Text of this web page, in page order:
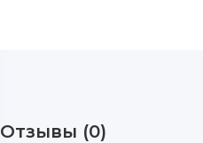
Отзывы (0)